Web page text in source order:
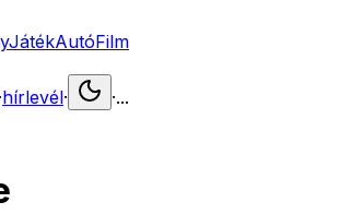
JátékAutóFilm
·hírlevél· ·...